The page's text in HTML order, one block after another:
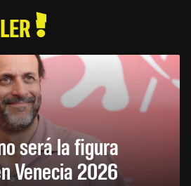
será la figura
Venecia 2026